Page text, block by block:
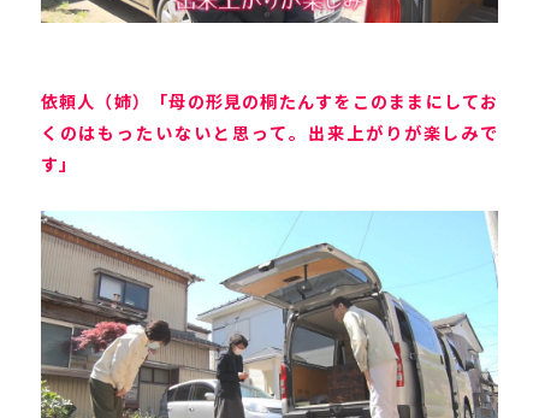
依頼人（姉）「母の形見の桐たんすをこのままにしてお
くのはもったいないと思って。出来上がりが楽しみで
す」